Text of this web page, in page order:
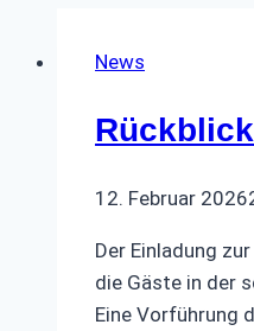
News
12. Februar 2026
Der Einladung
die Gäste in
Eine Vorführung